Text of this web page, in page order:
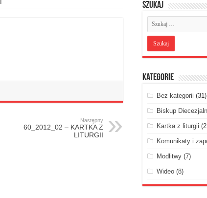
Następny
60_2012_02 – KARTKA Z
LITURGII
Szukaj
Kategorie
Bez kategorii (31)
Biskup
Kartka z liturgii
Komunikaty i
Modlitwy(7)
Wideo(8)